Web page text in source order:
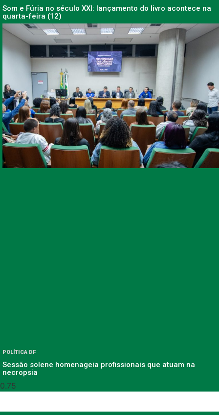
Som e Fúria no século XXI: lançamento do livro acontece na
quarta-feira (12)
POLÍTICA DF
Sessão solene homenageia profissionais que atuam na
necropsia